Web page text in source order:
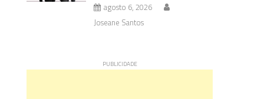
agosto 6, 2026
Joseane Santos